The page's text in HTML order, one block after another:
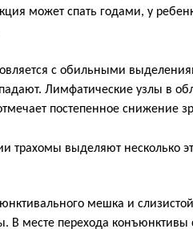
может спать годами, у
с обильными
Лимфатические узлы в
постепенное снижение
трахомы выделяют несколько
мешка и
В месте перехода